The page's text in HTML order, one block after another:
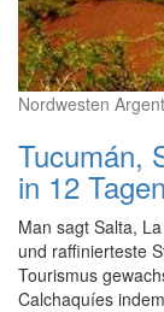
Nordwesten
Tucumán,
in 12 Tagen
Man sagt Salta,
und raffinierteste
Tourismus
Calchaquíes